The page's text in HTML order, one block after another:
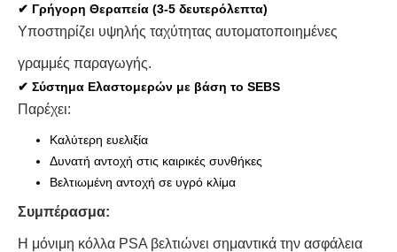
✔ Γρήγορη Θεραπεία (3-5 δευτερόλεπτα)
Υποστηρίζει υψηλής ταχύτητας αυτοματοποιημένες
γραμμές παραγωγής.
✔ Σύστημα Ελαστομερών με βάση το SEBS
Παρέχει:
Καλύτερη ευελιξία
Δυνατή αντοχή στις καιρικές συνθήκες
Βελτιωμένη αντοχή σε υγρό κλίμα
Συμπέρασμα:
Η μόνιμη κόλλα PSA βελτιώνει σημαντικά την ασφάλεια